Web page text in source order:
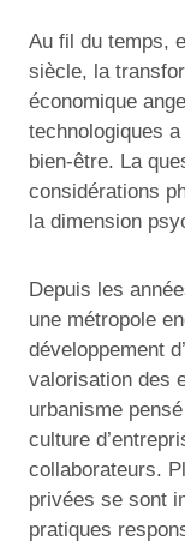
Au fil du temps,
siècle, la
économique
technologiques
bien-être. La
considérations
la dimension
Depuis les
une métropole
développement
valorisation des
urbanisme
culture
collaborateurs.
privées se sont
pratiques